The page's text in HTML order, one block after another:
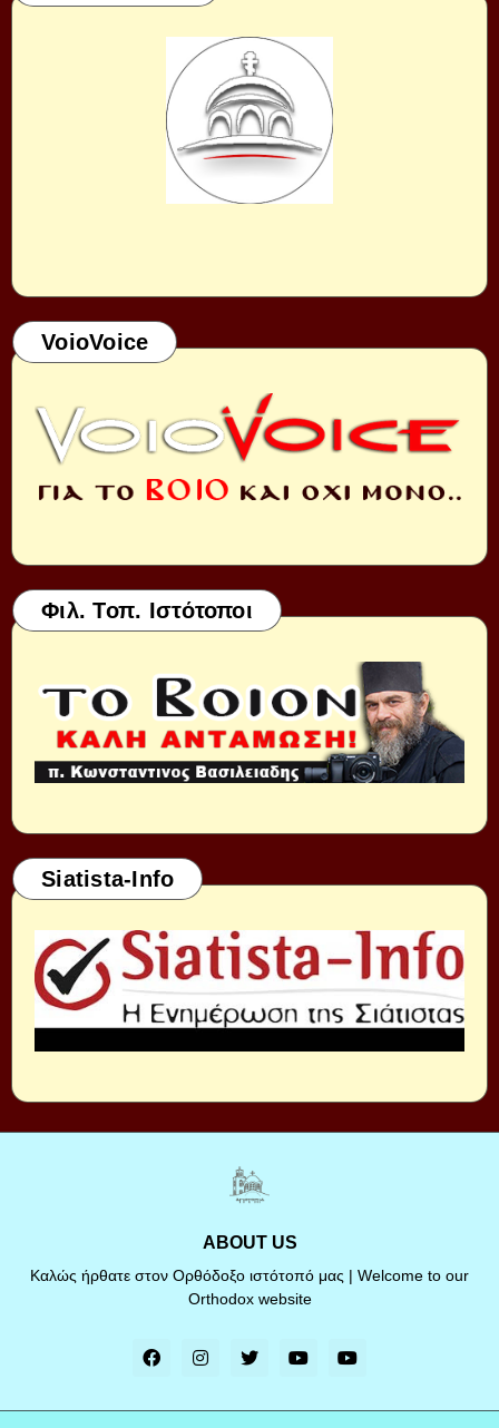
VoioVoice
Φιλ. Τοπ. Ιστότοποι
Siatista-Info
ABOUT US
Καλώς ήρθατε στον Ορθόδοξο ιστότοπό μας | Welcome to our
Orthodox website